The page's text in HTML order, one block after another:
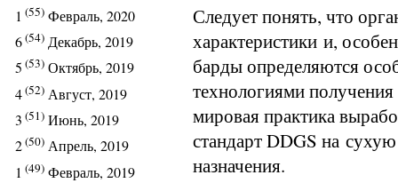
1 (55) Февраль, 2020
6(54) Декабрь, 2019
5 (53) Октябрь, 2019
4(52) Август, 2019
3 (51) Июнь, 2019
2(50) Апрель, 2019
1 (49) Февраль, 2019
Следует понять, что
характеристики и,
барды определяются
технологиями
мировая практика
стандарт DDGS на
назначения.